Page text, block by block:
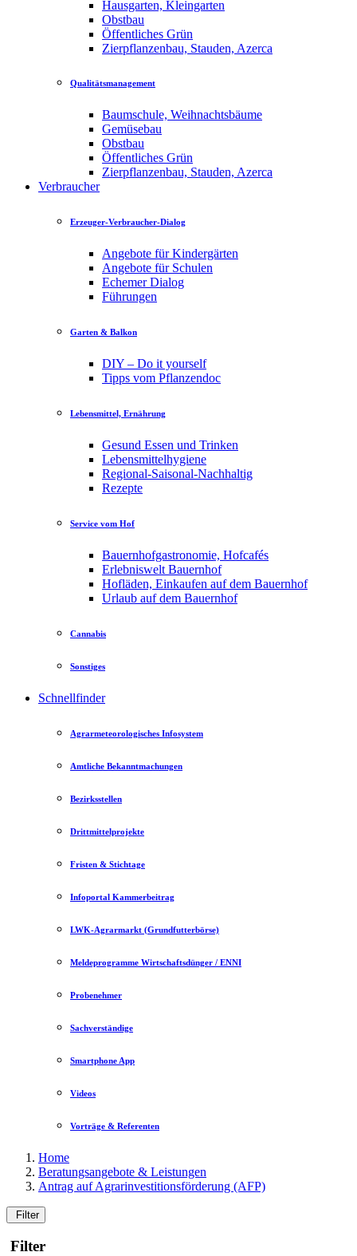
Hausgarten, Kleingarten
Obstbau
Öffentliches Grün
Zierpflanzenbau, Stauden, Azerca
Qualitätsmanagement
Baumschule, Weihnachtsbäume
Gemüsebau
Obstbau
Öffentliches Grün
Zierpflanzenbau, Stauden, Azerca
Verbraucher
Erzeuger-Verbraucher-Dialog
Angebote für Kindergärten
Angebote für Schulen
Echemer Dialog
Führungen
Garten & Balkon
DIY – Do it yourself
Tipps vom Pflanzendoc
Lebensmittel, Ernährung
Gesund Essen und Trinken
Lebensmittelhygiene
Regional-Saisonal-Nachhaltig
Rezepte
Service vom Hof
Bauernhofgastronomie, Hofcafés
Erlebniswelt Bauernhof
Hofläden, Einkaufen auf dem Bauernhof
Urlaub auf dem Bauernhof
Cannabis
Sonstiges
Schnellfinder
Agrarmeteorologisches Infosystem
Amtliche Bekanntmachungen
Bezirksstellen
Drittmittelprojekte
Fristen & Stichtage
Infoportal Kammerbeitrag
LWK-Agrarmarkt (Grundfutterbörse)
Meldeprogramme Wirtschaftsdünger / ENNI
Probenehmer
Sachverständige
Smartphone App
Videos
Vorträge & Referenten
Home
Beratungsangebote & Leistungen
Antrag auf Agrarinvestitionsförderung (AFP)
Filter
Filter